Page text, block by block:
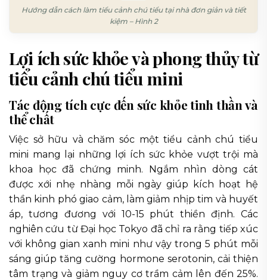
Hướng dẫn cách làm tiểu cảnh chú tiểu tại nhà đơn giản và tiết
kiệm – Hình 2
Lợi ích sức khỏe và phong thủy từ
tiểu cảnh chú tiểu mini
Tác động tích cực đến sức khỏe tinh thần và
thể chất
Việc sở hữu và chăm sóc một tiểu cảnh chú tiểu
mini mang lại những lợi ích sức khỏe vượt trội mà
khoa học đã chứng minh. Ngắm nhìn dòng cát
được xới nhẹ nhàng mỗi ngày giúp kích hoạt hệ
thần kinh phó giao cảm, làm giảm nhịp tim và huyết
áp, tương đương với 10-15 phút thiền định. Các
nghiên cứu từ Đại học Tokyo đã chỉ ra rằng tiếp xúc
với không gian xanh mini như vậy trong 5 phút mỗi
sáng giúp tăng cường hormone serotonin, cải thiện
tâm trạng và giảm nguy cơ trầm cảm lên đến 25%.